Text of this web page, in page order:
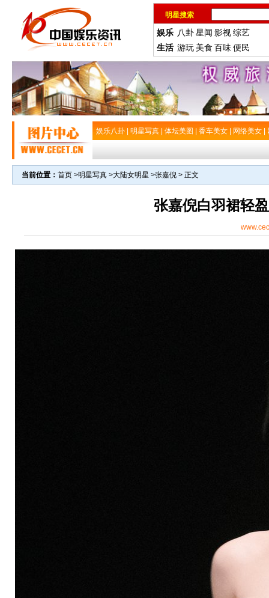
明星搜索
娱乐 八卦星闻 影视综艺
生活 游玩 美食 百味便民
娱乐八卦 明星写真 体坛美图 香车美女 网络美女
当前位置： 首页 >明星写真 >大陆女明星 >张嘉倪 > 正文
张嘉倪白羽裙轻